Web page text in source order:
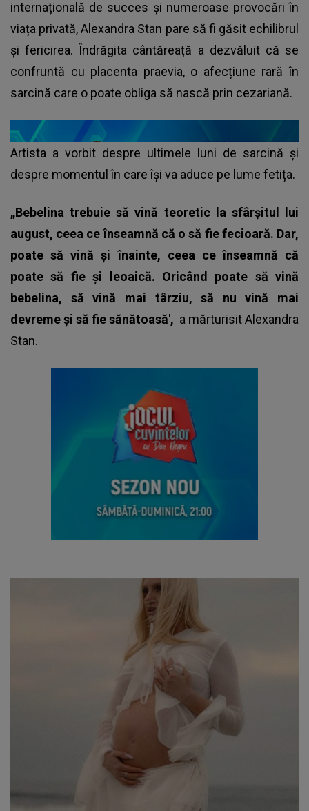
internațională de succes și numeroase provocări în
viața privată, Alexandra Stan pare să fi găsit echilibrul
și fericirea. Îndrăgita cântăreață a dezvăluit că se
confruntă cu placenta praevia, o afecțiune rară în
sarcină care o poate obliga să nască prin cezariană.
Artista a vorbit despre ultimele luni de sarcină și
despre momentul în care își va aduce pe lume fetița.
„Bebelina trebuie să vină teoretic la sfârșitul lui
august, ceea ce înseamnă că o să fie fecioară. Dar,
poate să vină și înainte, ceea ce înseamnă că
poate să fie și leoaică. Oricând poate să vină
bebelina, să vină mai târziu, să nu vină mai
devreme și să fie sănătoasă', a mărturisitAlexandra
Stan.